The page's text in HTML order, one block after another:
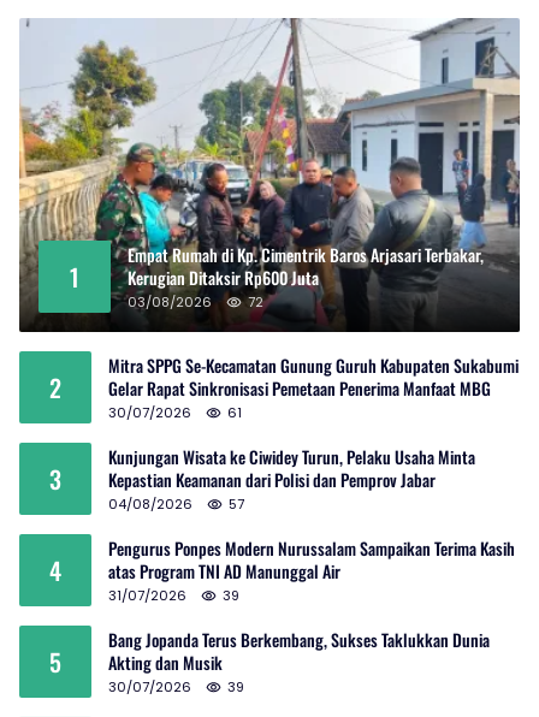
1
Empat Rumah di Kp. Cimentrik Baros Arjasari Terbakar,
Kerugian Ditaksir Rp600 Juta
03/08/2026 72
2
Mitra SPPG Se-Kecamatan Gunung Guruh Kabupaten Sukabumi
Gelar Rapat Sinkronisasi Pemetaan Penerima Manfaat MBG
30/07/2026 61
3
Kunjungan Wisata ke Ciwidey Turun, Pelaku Usaha Minta
Kepastian Keamanan dari Polisi dan Pemprov Jabar
04/08/2026 57
4
Pengurus Ponpes Modern Nurussalam Sampaikan Terima Kasih
atas Program TNI AD Manunggal Air
31/07/2026 39
5
Bang Jopanda Terus Berkembang, Sukses Taklukkan Dunia
Akting dan Musik
30/07/2026 39